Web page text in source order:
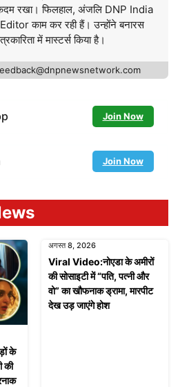
कदम रखा। फिलहाल, अंजलि DNP India
काम कर रही हैं। उन्होंने बनारस
में मास्टर्स किया है।
Join Now
Join Now
के
की
अगस्त 8, 2026
Viral Video:नोएडा के अमीरों
की सोसाइटी में “पति, पत्नी और
वो” का खौफनाक ड्रामा, मारपीट
देख उड़ जाएंगे होश